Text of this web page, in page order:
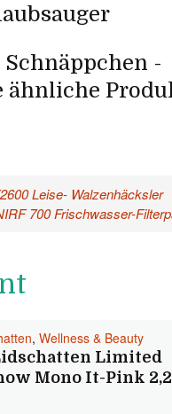
-
ähnliche
Leise- Walzenhäcksler
700 Frischwasser-
, Wellness & Beauty
Limited
Mono It-Pink